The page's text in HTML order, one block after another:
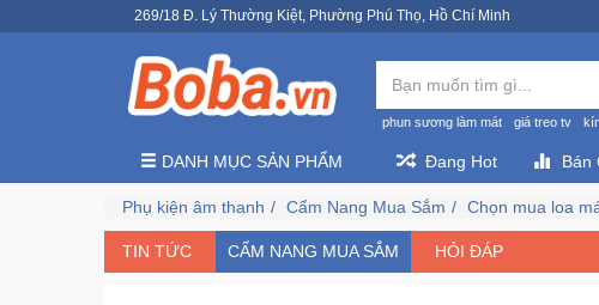
269/18 Đ. Lý Thường Kiệt, Phường Phú Thọ, Hồ Chí Minh
phun sương làm mát giá treo tv
DANH MỤC SẢN PHẨM Đang Hot Bán
Phụ kiện âm thanh Cẩm Nang Mua Sắm Chọn mua loa
TIN TỨC CẨM NANG MUA SẮM HỎI ĐÁP